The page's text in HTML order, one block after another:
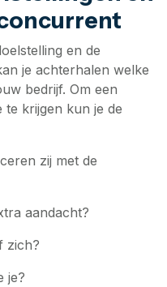
en de
je achterhalen welke
bedrijf. Om een
te krijgen kun je de
zij met de
aandacht?
zich?
je?